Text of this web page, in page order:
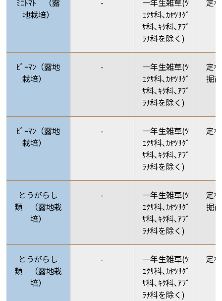
地栽培）
ﾕｸｻ科､ｶﾔﾂﾘｸﾞ
ｻ科､ｷｸ科､ｱﾌﾞ
ﾗﾅ科を除く)
ﾋﾟｰﾏﾝ（露地
栽培）
-
一年生雑草(ﾂ
ﾕｸｻ科､ｶﾔﾂﾘｸﾞ
ｻ科､ｷｸ科､ｱﾌﾞ
ﾗﾅ科を除く)
定
掘
ﾋﾟｰﾏﾝ（露地
栽培）
-
一年生雑草(ﾂ
ﾕｸｻ科､ｶﾔﾂﾘｸﾞ
ｻ科､ｷｸ科､ｱﾌﾞ
ﾗﾅ科を除く)
定
とうがらし
類 （露地栽
培）
-
一年生雑草(ﾂ
ﾕｸｻ科､ｶﾔﾂﾘｸﾞ
ｻ科､ｷｸ科､ｱﾌﾞ
ﾗﾅ科を除く)
定
掘
とうがらし
類 （露地栽
培）
-
一年生雑草(ﾂ
ﾕｸｻ科､ｶﾔﾂﾘｸﾞ
ｻ科､ｷｸ科､ｱﾌﾞ
ﾗﾅ科を除く)
定